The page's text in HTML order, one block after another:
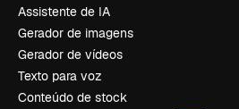
Assistente de IA
Gerador de imagens
Gerador de vídeos
Texto para voz
Conteúdo de stock